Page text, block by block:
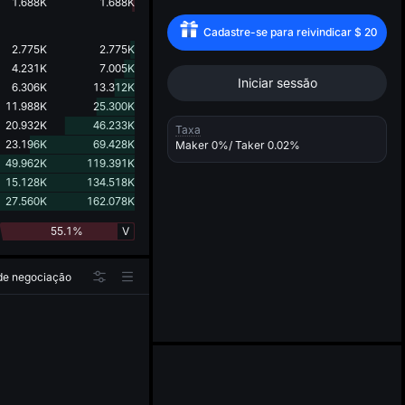
negociação
2.775K
2.775K
4.231K
7.005K
6.306K
13.312K
11.988K
25.300K
20.932K
46.233K
23.196K
69.428K
49.962K
119.391K
15.128K
134.518K
27.560K 162.078K
55.1% V
Cadastre-se para reivindicar $ 20
Iniciar sessão
Taxa
Maker 0%/ Taker 0.02%